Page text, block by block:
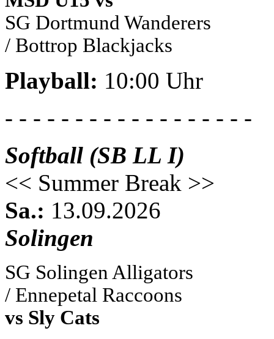
SG Dortmund Wanderers
/ Bottrop Blackjacks
Playball: 10:00 Uhr
- - - - - - - - - - - - - - - - - -
Softball (SB LL I)
<< Summer Break >>
Sa.: 13.09.2026
Solingen
SG Solingen Alligators
/ Ennepetal Raccoons
vs Sly Cats